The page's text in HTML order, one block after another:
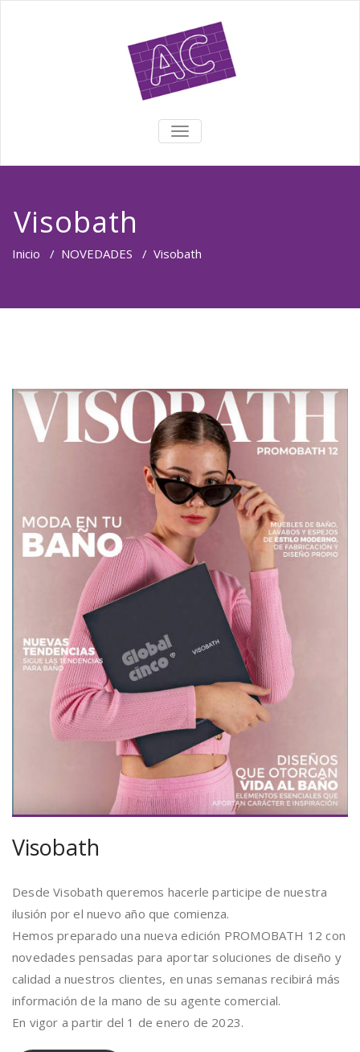
TOGGLE NAVIGATION
Visobath
Inicio / NOVEDADES / Visobath
Visobath
Desde Visobath queremos hacerle participe de nuestra
ilusión por el nuevo año que comienza.
Hemos preparado una nueva edición PROMOBATH 12 con
novedades pensadas para aportar soluciones de diseño y
calidad a nuestros clientes, en unas semanas recibirá más
información de la mano de su agente comercial.
En vigor a partir del 1 de enero de 2023.